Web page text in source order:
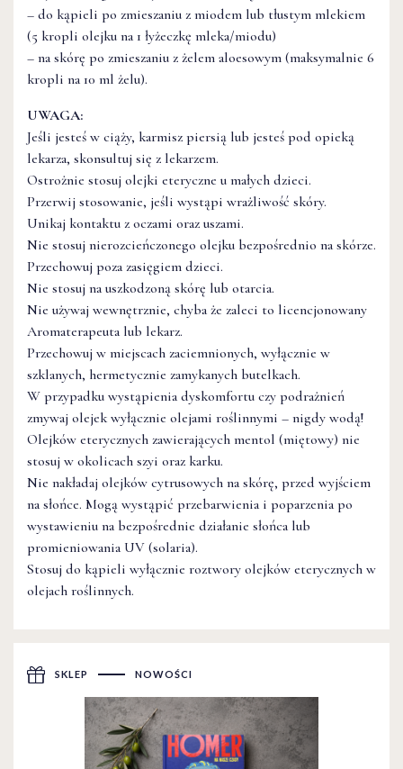
– do kąpieli po zmieszaniu z miodem lub tłustym mlekiem
(5 kropli olejku na 1 łyżeczkę mleka/miodu)
– na skórę po zmieszaniu z żelem aloesowym (maksymalnie 6
kropli na 10 ml żelu).
UWAGA:
Jeśli jesteś w ciąży, karmisz piersią lub jesteś pod opieką
lekarza, skonsultuj się z lekarzem.
Ostrożnie stosuj olejki eteryczne u małych dzieci.
Przerwij stosowanie, jeśli wystąpi wrażliwość skóry.
Unikaj kontaktu z oczami oraz uszami.
Nie stosuj nierozcieńczonego olejku bezpośrednio na skórze.
Przechowuj poza zasięgiem dzieci.
Nie stosuj na uszkodzoną skórę lub otarcia.
Nie używaj wewnętrznie, chyba że zaleci to licencjonowany
Aromaterapeuta lub lekarz.
Przechowuj w miejscach zaciemnionych, wyłącznie w
szklanych, hermetycznie zamykanych butelkach.
W przypadku wystąpienia dyskomfortu czy podrażnień
zmywaj olejek wyłącznie olejami roślinnymi – nigdy wodą!
Olejków eterycznych zawierających mentol (miętowy) nie
stosuj w okolicach szyi oraz karku.
Nie nakładaj olejków cytrusowych na skórę, przed wyjściem
na słońce. Mogą wystąpić przebarwienia i poparzenia po
wystawieniu na bezpośrednie działanie słońca lub
promieniowania UV (solaria).
Stosuj do kąpieli wyłącznie roztwory olejków eterycznych w
olejach roślinnych.
SKLEP NOWOŚCI